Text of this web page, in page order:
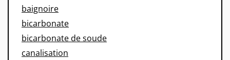
baignoire
bicarbonate
bicarbonate de soude
canalisation